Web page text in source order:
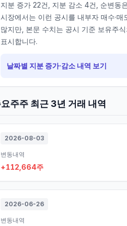
지분 증가 22건, 지분 감소 4건, 순변동
시장에서는 이런 공시를 내부자 매수·
많지만, 본문 수치는 공시 기준 보유주식
표시합니다.
날짜별 지분 증가·감소 내역 보기
주주 최근 3년 거래 내역
2026-08-03
변동내역
+112,664주
2026-06-26
변동내역